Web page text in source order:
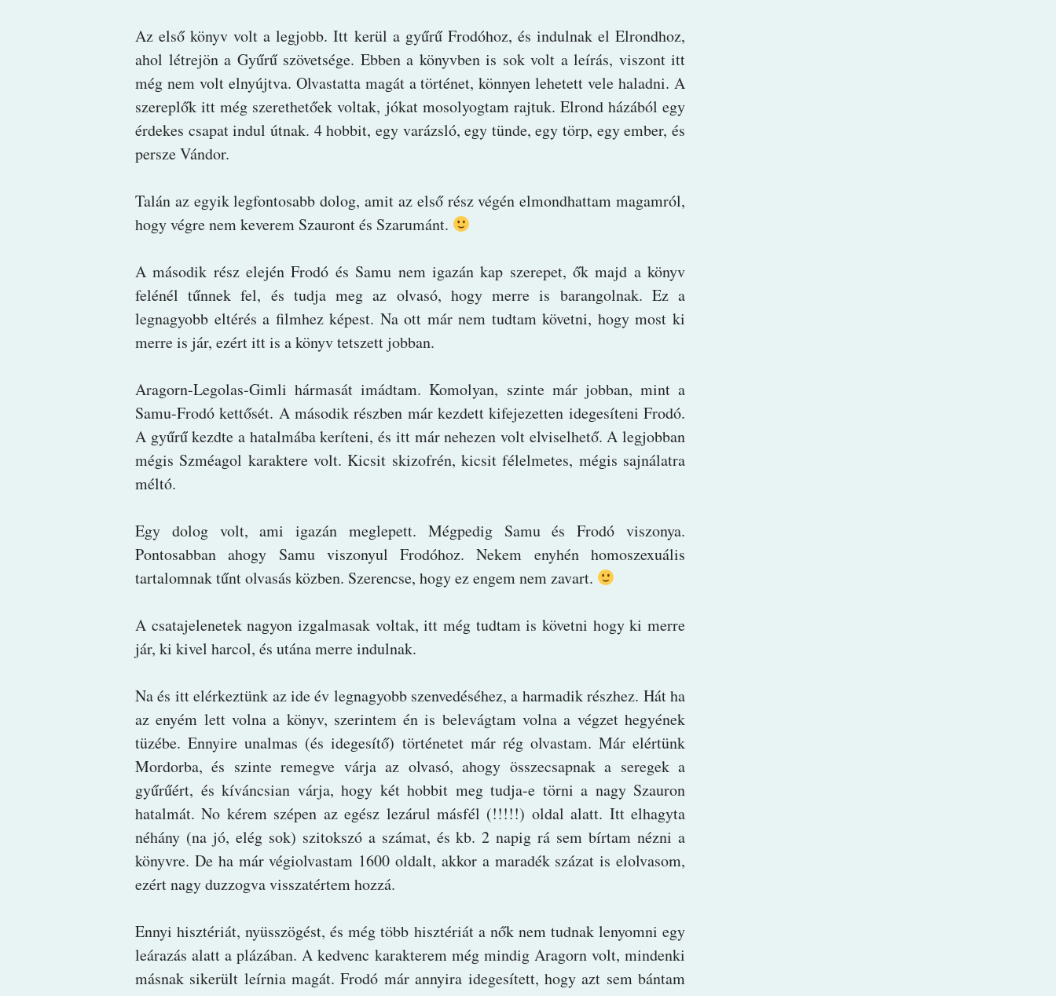
Az első könyv volt a legjobb. Itt kerül a gyűrű Frodóhoz, és indulnak el Elrondhoz,
ahol létrejön a Gyűrű szövetsége. Ebben a könyvben is sok volt a leírás, viszont itt
még nem volt elnyújtva. Olvastatta magát a történet, könnyen lehetett vele haladni. A
szereplők itt még szerethetőek voltak, jókat mosolyogtam rajtuk. Elrond házából egy
érdekes csapat indul útnak. 4 hobbit, egy varázsló, egy tünde, egy törp, egy ember, és
persze Vándor.
Talán az egyik legfontosabb dolog, amit az első rész végén elmondhattam magamról,
hogy végre nem keverem Szauront és Szarumánt.
A második rész elején Frodó és Samu nem igazán kap szerepet, ők majd a könyv
felénél tűnnek fel, és tudja meg az olvasó, hogy merre is barangolnak. Ez a
legnagyobb eltérés a filmhez képest. Na ott már nem tudtam követni, hogy most ki
merre is jár, ezért itt is a könyv tetszett jobban.
Aragorn-Legolas-Gimli hármasát imádtam. Komolyan, szinte már jobban, mint a
Samu-Frodó kettősét. A második részben már kezdett kifejezetten idegesíteni Frodó.
A gyűrű kezdte a hatalmába keríteni, és itt már nehezen volt elviselhető. A legjobban
mégis Szméagol karaktere volt. Kicsit skizofrén, kicsit félelmetes, mégis sajnálatra
méltó.
Egy dolog volt, ami igazán meglepett. Mégpedig Samu és Frodó viszonya.
Pontosabban ahogy Samu viszonyul Frodóhoz. Nekem enyhén homoszexuális
tartalomnak tűnt olvasás közben. Szerencse, hogy ez engem nem zavart.
A csatajelenetek nagyon izgalmasak voltak, itt még tudtam is követni hogy ki merre
jár, ki kivel harcol, és utána merre indulnak.
Na és itt elérkeztünk az ide év legnagyobb szenvedéséhez, a harmadik részhez. Hát ha
az enyém lett volna a könyv, szerintem én is belevágtam volna a végzet hegyének
tüzébe. Ennyire unalmas (és idegesítő) történetet már rég olvastam. Már elértünk
Mordorba, és szinte remegve várja az olvasó, ahogy összecsapnak a seregek a
gyűrűért, és kíváncsian várja, hogy két hobbit meg tudja-e törni a nagy Szauron
hatalmát. No kérem szépen az egész lezárul másfél (!!!!!) oldal alatt. Itt elhagyta
néhány (na jó, elég sok) szitokszó a számat, és kb. 2 napig rá sem bírtam nézni a
könyvre. De ha már végiolvastam 1600 oldalt, akkor a maradék százat is elolvasom,
ezért nagy duzzogva visszatértem hozzá.
Ennyi hisztériát, nyüsszögést, és még több hisztériát a nők nem tudnak lenyomni egy
leárazás alatt a plázában. A kedvenc karakterem még mindig Aragorn volt, mindenki
másnak sikerült leírnia magát. Frodó már annyira idegesített, hogy azt sem bántam